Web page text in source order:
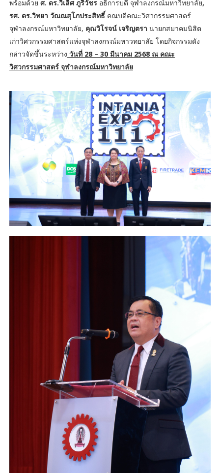
พร้อมด้วย ศ. ดร.วิเลิศ ภูริวัชร อธิการบดี จุฬาลงกรณ์มหาวิทยาลัย,
รศ. ดร.วิทยา วัณณสุโภประสิทธิ์คณบดีคณะวิศวกรรมศาสตร์
จุฬาลงกรณ์มหาวิทยาลัย, คุณวิโรจน์ เจริญตรา นายกสมาคมนิสิต
เก่าวิศวกรรมศาสตร์แห่งจุฬาลงกรณ์มหาวทยาลัย โดยกิจกรรมดัง
กล่าวจัดขึ้นระหว่าง วันที่ 28 – 30 มีนาคม 2568 ณ คณะ
วิศวกรรมศาสตร์ จุฬาลงกรณ์มหาวิทยาลัย